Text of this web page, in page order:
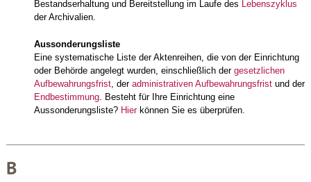
Bestandserhaltung und Bereitstellung im Laufe des Lebenszyklus
der Archivalien.
Aussonderungsliste
Eine systematische Liste der Aktenreihen, die von der Einrichtung
oder Behörde angelegt wurden, einschließlich der gesetzlichen
Aufbewahrungsfrist, der administrativen Aufbewahrungsfristund der
Endbestimmung. Besteht für Ihre Einrichtung eine
Aussonderungsliste? Hierkönnen Sie es überprüfen.
B